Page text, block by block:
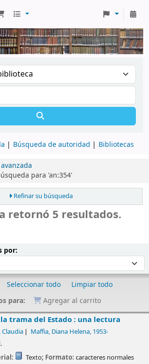
Búsqueda de autoridad Bibliotecas
para 'an:354'
Refinar su búsqueda
retornó 5 resultados.
por:
Seleccionar todo
Limpiar todo
para:
Agregar al carrito
trama del Estado : una lectura
Maffia, Diana Helena, 1953-
Texto; Formato: caracteres normales